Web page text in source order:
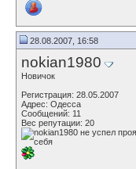
28.08.2007, 16:58
nokian1980
Новичок
Регистрация: 28.05.2007
Адрес: Одесса
Сообщений: 11
Вес репутации: 20